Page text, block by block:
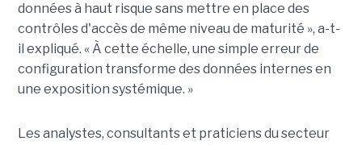
données à haut risque sans mettre en place des
contrôles d'accès de même niveau de maturité », a-t-
il expliqué. « À cette échelle, une simple erreur de
configuration transforme des données internes en
une exposition systémique. »
Les analystes, consultants et praticiens du secteur